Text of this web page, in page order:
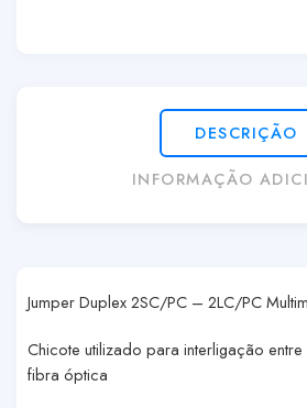
DESCRIÇÃO
INFORMAÇÃO
Jumper Duplex 2SC/PC – 2LC/PC
Chicote utilizado para interligação
fibra óptica